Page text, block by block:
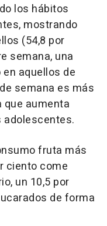
los hábitos
mostrando
(54,8 por
semana, una
aquellos de
semana es más
que aumenta
adolescentes.
fruta más
ciento come
un 10,5 por
de forma